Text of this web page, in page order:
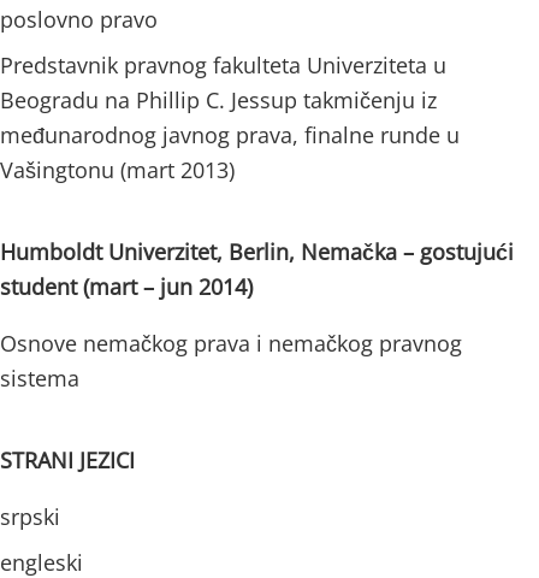
poslovno pravo
Predstavnik pravnog fakulteta Univerziteta u
Beogradu na Phillip C. Jessup takmičenju iz
međunarodnog javnog prava, finalne runde u
Vašingtonu (mart 2013)
Humboldt Univerzitet, Berlin, Nemačka – gostujući
student (mart – jun 2014)
Osnove nemačkog prava i nemačkog pravnog
sistema
STRANI JEZICI
srpski
engleski